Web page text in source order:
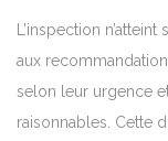
L’inspection
aux
selon leur urgence
raisonnables. Cette